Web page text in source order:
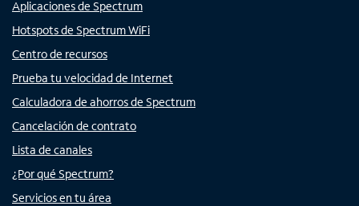
Aplicaciones de Spectrum
Hotspots de Spectrum WiFi
Centro de recursos
Prueba tu velocidad de Internet
Calculadora de ahorros de Spectrum
Cancelación de contrato
Lista de canales
¿Por qué Spectrum?
Servicios en tu área